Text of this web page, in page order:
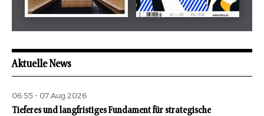
revue juive aufbau
Aktuelle News
06:55 - 07.Aug 2026
Tieferes und langfristiges Fundament für strategische